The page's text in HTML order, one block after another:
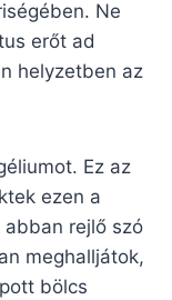
Ne
erőt ad
helyzetben az
Ez az
ezen a
rejlő szó
meghalljátok,
bölcs